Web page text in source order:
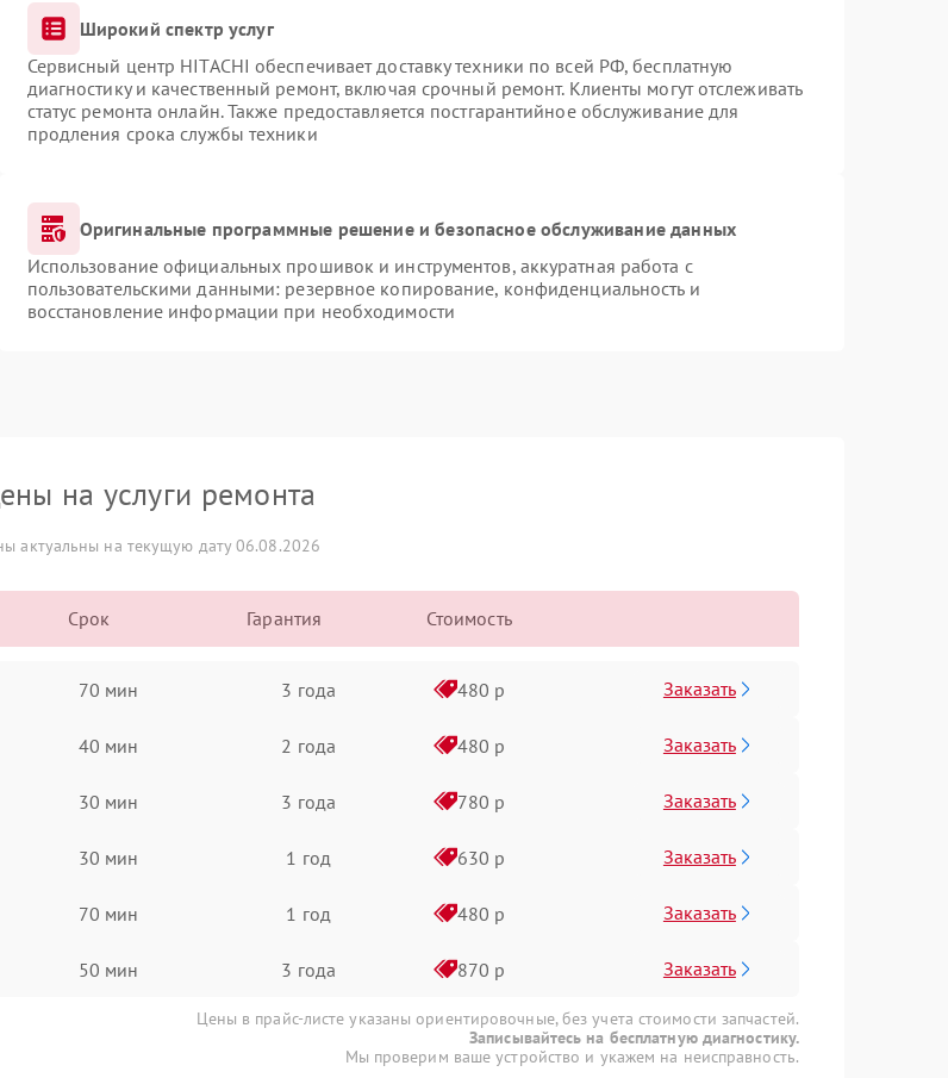
Широкий спектр услуг
Сервисный центр HITACHI обеспечивает доставку техники по всей РФ, бесплатную
диагностику и качественный ремонт, включая срочный ремонт. Клиенты могут отслеживать
статус ремонта онлайн. Также предоставляется постгарантийное обслуживание для
продления срока службы техники
Оригинальные программные решение и безопасное обслуживание данных
Использование официальных прошивок и инструментов, аккуратная работа с
пользовательскими данными: резервное копирование, конфиденциальность и
восстановление информации при необходимости
на услуги ремонта
актуальны на текущую дату 06.08.2026
Срок Гарантия Стоимость
70 мин 3 года 480 р Заказать
40 мин 2 года 480 р Заказать
30 мин 3 года 780 р Заказать
30 мин 1 год 630 р Заказать
70 мин 1 год 480 р Заказать
50 мин 3 года 870 р Заказать
Цены в прайс-листе указаны ориентировочные, без учета стоимости запчастей.
Записывайтесь на бесплатную диагностику.
Мы проверим ваше устройство и укажем на неисправность.